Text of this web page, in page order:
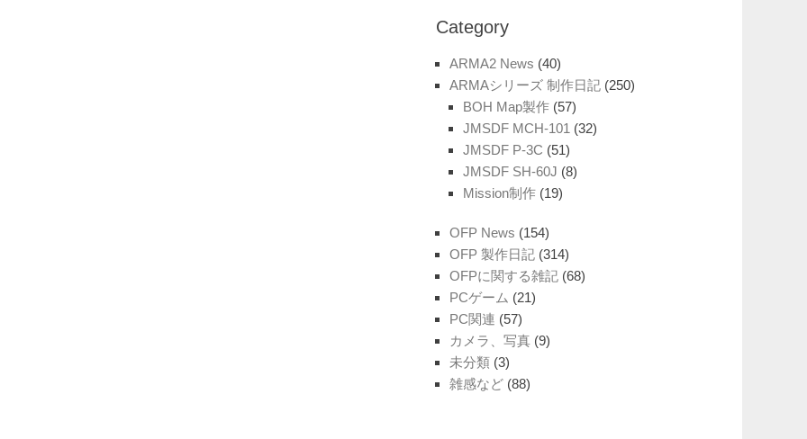
Category
ARMA2 News (40)
ARMAシリーズ 制作日記 (250)
BOH Map製作 (57)
JMSDF MCH-101 (32)
JMSDF P-3C (51)
JMSDF SH-60J (8)
Mission制作 (19)
OFP News (154)
OFP 製作日記 (314)
OFPに関する雑記 (68)
PCゲーム (21)
PC関連 (57)
カメラ、写真 (9)
未分類 (3)
雑感など (88)